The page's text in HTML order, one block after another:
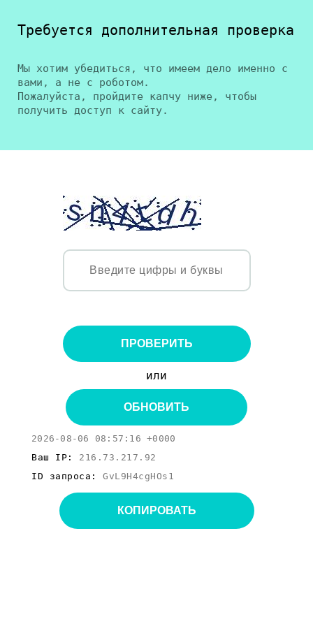
Требуется дополнительная проверка
Мы хотим убедиться, что имеем дело именно с
вами, а не с роботом.
Пожалуйста, пройдите капчу ниже, чтобы
получить доступ к сайту.
ПРОВЕРИТЬ
или
ОБНОВИТЬ
2026-08-06 08:57:16 +0000
Ваш IP: 216.73.217.92
ID запроса: GvL9H4cgHOs1
КОПИРОВАТЬ